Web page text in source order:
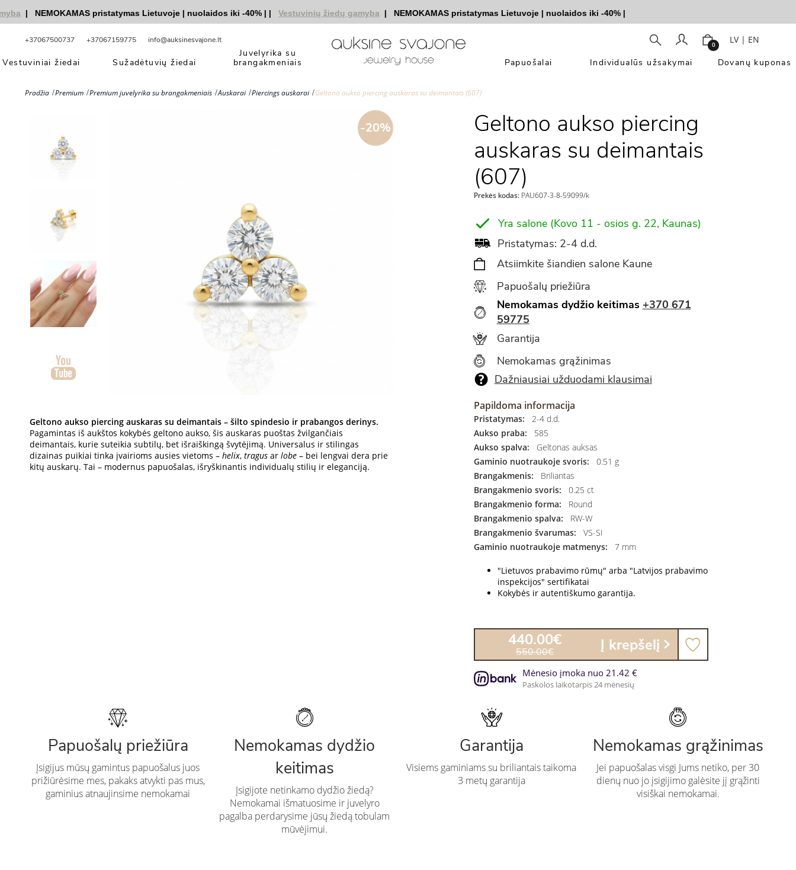
| NEMOKAMAS pristatymas Lietuvoje|nuolaidos iki -40%|| Vestuvinių žiedų gamyba | NEMOKAMAS pristatymas Lietuvoje|nuolaidos iki -40%|
+37067500737 +37067159775 info@auksinesvajone.lt 0 LV| EN
Vestuviniai žiedai Sužadėtuvių žiedai
Juvelyrika su
brangakmeniais
Papuošalai Individualūs užsakymai Dovanų kuponas
Pradžia Premium Premium juvelyrika su brangakmeniais Auskarai Piercings auskarai Geltono aukso piercing auskaras su deimantais (607)
-20%
Geltono aukso piercing auskaras su deimantais – šilto spindesio ir prabangos derinys.
Pagamintas iš aukštos kokybės geltono aukso, šis auskaras puoštas žvilgančiais
deimantais, kurie suteikia subtilų, bet išraiškingą švytėjimą. Universalus ir stilingas
dizainas puikiai tinka įvairioms ausies vietoms – helix, tragusar lobe– bei lengvai dera prie
kitų auskarų. Tai – modernus papuošalas, išryškinantis individualų stilių ir eleganciją.
Geltono aukso piercing
auskaras su deimantais
(607)
Prekės kodas:PAU607-3-8-59099/k
Yra salone (Kovo 11 - osios g. 22, Kaunas)
Pristatymas: 2-4 d.d.
Atsiimkite šiandien salone Kaune
Papuošalų priežiūra
Nemokamas dydžio keitimas +370 671
59775
Garantija
Nemokamas grąžinimas
Dažniausiai užduodami klausimai
Papildoma informacija
Pristatymas:
2-4 d.d.
Aukso praba:
585
Aukso spalva:
Geltonas auksas
Gaminio nuotraukoje svoris:
0.51 g
Brangakmenis:
Briliantas
Brangakmenio svoris:
0.25 ct
Brangakmenio forma:
Round
Brangakmenio spalva:
RW-W
Brangakmenio švarumas:
VS-SI
Gaminio nuotraukoje matmenys:
7 mm
"Lietuvos prabavimo rūmų" arba "Latvijos prabavimo
inspekcijos" sertifikatai
Kokybės ir autentiškumo garantija.
440.00€
550.00€ Į krepšelį
Mėnesio įmoka nuo 21.42 €
Paskolos laikotarpis 24 mėnesių
Papuošalų priežiūra
Įsigijus mūsų gamintus papuošalus juos
prižiūrėsime mes, pakaks atvykti pas mus,
gaminius atnaujinsime nemokamai
Nemokamas dydžio
keitimas
Įsigijote netinkamo dydžio žiedą?
Nemokamai išmatuosime ir juvelyro
pagalba perdarysime jūsų žiedą tobulam
mūvėjimui.
Garantija
Visiems gaminiams su briliantais taikoma
3 metų garantija
Nemokamas grąžinimas
Jei papuošalas visgi Jums netiko, per 30
dienų nuo jo įsigijimo galėsite jį grąžinti
visiškai nemokamai.